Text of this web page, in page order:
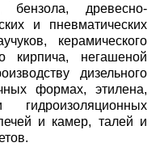
бензола, древесно-
и пневматических
керамического
кирпича, негашеной
дизельного
формах, этилена,
и камер, талей и